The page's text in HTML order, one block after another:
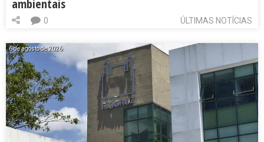
ambientais
ÚLTIMAS NOTÍCIAS
0
6 de agosto de 2026